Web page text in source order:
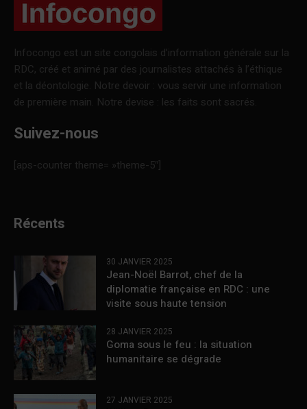
Infocongo est un site congolais d’information générale sur la
RDC, créé et animé par des journalistes attachés à l’éthique
et la déontologie. Notre devoir : vous servir une information
de première main. Notre devise : les faits sont sacrés.
Suivez-nous
[aps-counter theme= »theme-5″]
Récents
30 JANVIER 2025
Jean-Noël Barrot, chef de la
diplomatie française en RDC : une
visite sous haute tension
28 JANVIER 2025
Goma sous le feu : la situation
humanitaire se dégrade
27 JANVIER 2025